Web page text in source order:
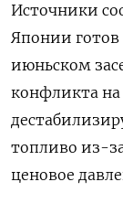
Источники
Японии готов
июньском
конфликта
топливо из-
ценовое